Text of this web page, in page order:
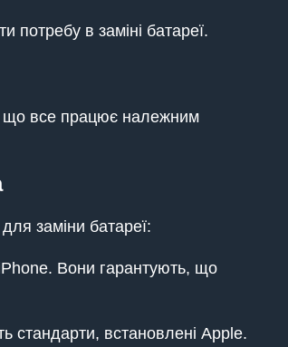
потребу в заміні батареї.
що все працює належним
заміни батареї:
iPhone. Вони гарантують, що
стандарти, встановлені Apple.